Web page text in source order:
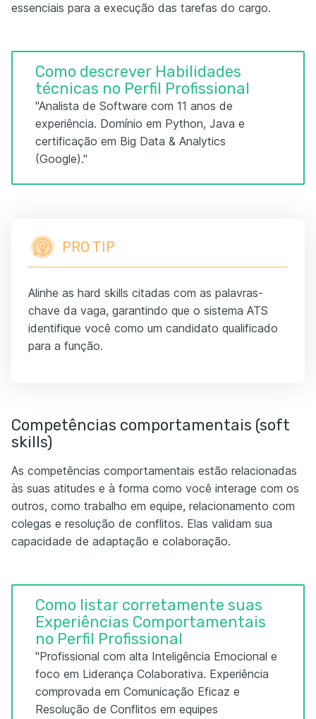
essenciais para a execução das tarefas do cargo.
Como descrever Habilidades
técnicas no Perfil Profissional
"Analista de Software com 11 anos de
experiência. Domínio em Python, Java e
certificação em Big Data & Analytics
(Google)."
PRO TIP
Alinhe as hard skills citadas com as palavras-
chave da vaga, garantindo que o sistema ATS
identifique você como um candidato qualificado
para a função.
Competências comportamentais (soft
skills)
As competências comportamentais estão relacionadas
às suas atitudes e à forma como você interage com os
outros, como trabalho em equipe, relacionamento com
colegas e resolução de conflitos. Elas validam sua
capacidade de adaptação e colaboração.
Como listar corretamente suas
Experiências Comportamentais
no Perfil Profissional
"Profissional com alta Inteligência Emocional e
foco em Liderança Colaborativa. Experiência
comprovada em Comunicação Eficaz e
Resolução de Conflitos em equipes